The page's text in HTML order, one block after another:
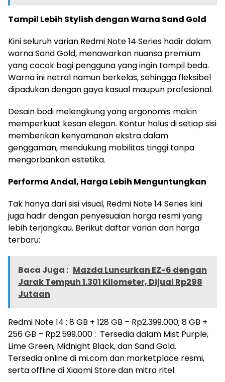
Tampil Lebih Stylish dengan Warna Sand Gold
Kini seluruh varian Redmi Note 14 Series hadir dalam
warna Sand Gold, menawarkan nuansa premium
yang cocok bagi pengguna yang ingin tampil beda.
Warna ini netral namun berkelas, sehingga fleksibel
dipadukan dengan gaya kasual maupun profesional.
Desain bodi melengkung yang ergonomis makin
memperkuat kesan elegan. Kontur halus di setiap sisi
memberikan kenyamanan ekstra dalam
genggaman, mendukung mobilitas tinggi tanpa
mengorbankan estetika.
Performa Andal, Harga Lebih Menguntungkan
Tak hanya dari sisi visual, Redmi Note 14 Series kini
juga hadir dengan penyesuaian harga resmi yang
lebih terjangkau. Berikut daftar varian dan harga
terbaru:
Baca Juga : Mazda Luncurkan EZ-6 dengan
Jarak Tempuh 1.301 Kilometer, Dijual Rp298
Jutaan
Redmi Note 14 : 8 GB + 128 GB – Rp2.399.000; 8 GB +
256 GB – Rp2.599.000 : Tersedia dalam Mist Purple,
Lime Green, Midnight Black, dan Sand Gold.
Tersedia online di mi.com dan marketplace resmi,
serta offline di Xiaomi Store dan mitra ritel.